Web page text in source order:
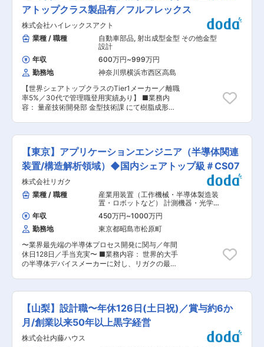
マネジメントを期待しています。 変更の範囲：会
社の定める業務
くありません。 ◇キャリアアップ 完全実力主義
のため、リーダーやマネージャーに入社数カ月で
スピード昇格できます。ポジションアップに応じ
て年収も上がっていきます！ ◇一人一台社用車を
ご用意 社用車通勤、直行直帰OKで通勤ラクラク
です！ご自宅近くと訪問先の駐車場代、ガソリン
代は会社が負担します。すべての車が自動車保険
に加入していて安心です。 └直行直帰が多い中で
もメンバー交流は大切にしています！ ◇査定は社
内の鑑定スペシャリストがサポート 画像を撮影し
て送るだけで、リアルタイムに専門家の査定結果
が手元に届きます！ ■当社の特徴 ・今期売上
長を続け、直近9年間で売上約30倍◎ ・国内では
年間約200店舗ペースで出店し、香港、シンガポ
拡大中！ ・人事、広告、SV、海外事業など30以
上の部署があり、多彩なキャリアに挑戦可能で
す。 変更の範囲：会社の定める業務
ました。この新規部門で、機械設計を担当するエ
ンジニアを募集します。 ■業務内容： 半導体製
造装置の設計、既存製品のアップグレード業務
（半導体製造装置の2D、3Dメカ、CAD 製図を行
う業務を担当） ◇半導体製造装置の研究開発（コ
ンセプト決定、試作、実証） ◇既存装置の
3DCAD による機構設計、変更設計、配管設計 ◇
パーツ、制御機器の選定や技術的検討、製造工程
への組立指示書の作成 ◇月に5〜10台の設計・電
気設計を担当 ◇お客様先にお伺いすることもあ
り、頻度は月に2〜3回、エリアは関東圏が中心。
場合によっては泊まりも想定 ■新規部門立ち上げ
の背景と目指す姿： 株式会社SASAKI CONNECT
規部門を立ち上げることを決定しました。この新
規部門では、より高度な技術開発と顧客満足度の
向上を目指し、次世代の製造装置の設計・開発に
取り組んでいきます。 ■会社の魅力： 技術力と
信頼：半導体製造装置の分野で高い技術力と顧客
からの信頼を誇ります。特に、半導体製造の各プ
ロセスにおける装置の設計から製造まで一貫して
対応できる点で他社よりも優れています。 多様な
プロジェクト：半導体装置だけでなく、航空・宇
宙・防衛関連および電気自動車の部品製造にも携
わり、安定した経営基盤を持っています。 ■組織
体制と教育制度： 組織構成：現在8名（50代2
名、40代1名、30代2名、20代2名）、うち2名が
社後、1週間〜1か月程度の研修を経て取引先にて
業務を開始します。OJTを通じて実務を学べる環
先での独立した業務遂行や、社員の育成、部門の
マネジメントを期待しています。 変更の範囲：会
社の定める業務
アトップクラス製品有／フルフレックス
株式会社ハイレックスアクト
業種 / 職種
自動車部品, 射出成型金型 その他金型
設計
年収
600万円~999万円
勤務地
神奈川県横浜市西区高島
【世界シェアトップクラスのTier1メーカー／離職
率5%／30代で管理職登用実績あり】 ■業務内
容： 量産技術開発部 金型技術課 にて樹脂成形金
品形状に対する金型成立性検証 ・既存金型におけ
る問題抽出と対策立案、実行(含む海外支援) ・金
型サプライヤの開拓 ・成形金型手配(金型仕様の
策定、社内外調整、金型立合い検証等) 後進の育
成 【業務の面白み】 ・自社で製品を開発してい
るので、金型技術者として開発の一端を担うこと
が出来る ・金型製作、企画を一任され、自身の専
門スキルを活かす環境がある 【入社後のキャリ
ア】 担当職を経て、金型技術チーフエンジニア
（管理職）、海外拠点赴任等 ■働き方： 管理職
クラスで年収1,000万円を超える賃金設計となっ
ています。年功序列ではなく、30代半ばで管理職
に任用された実績も複数あります。評価制度も定
性定量両面で実績を評価します。離職率5%程
度、平均勤続年数は20年を超えます。 ■同社特
徴： ・自動車用ドアクロージャーシステム製品、
中核企業であり、連結売上高1010億円、従業員数
3700名を誇る自動車部品メーカーです。 ・ドア
ラッチ(ドアを車体に対して強固につなぎ留める機
構部品)は世界トップシェアを誇ります。24年新
車販売ランキングトップ20、軽自動車ランキング
【東京】アプリケーションエンジニア（半導体関連
装置/構造解析領域）◆国内シェアトップ級＃CS07
株式会社リガク
業種 / 職種
産業用装置（工作機械・半導体製造装
置・ロボットなど） 計測機器・光学機
器・精密機器・分析機器
ジニア（前工程） プロセスエンジニア
（後工程）
年収 450万円~1000万円
勤務地
東京都昭島市松原町
〜業界最先端の半導体プロセス開発に関与／年間
休日128日／手当充実〜 ■業務内容： 世界的大手
の半導体デバイスメーカーに対し、リガクの最新
化・複雑化する半導体製造プロセスにおいて、ナ
ノレベルの構造や欠陥を正確に『可視化』し、歩
留まり向上や次世代開発のスピードを加速させる
こと」にあります。 そのため当社のアプリケーシ
ョンエンジニアは装置操作以上に「応用技術者」
として、最新の業界トレンドや顧客ニーズを深く
【山梨】設計職〜年休126日(土日祝)／賞与約6か
月/創業以来50年以上黒字経営
株式会社内藤ハウス